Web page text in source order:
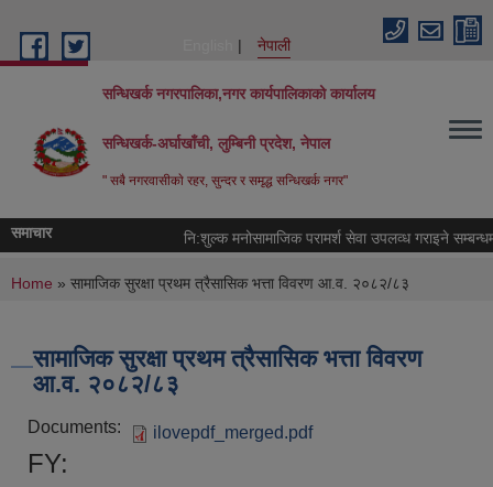
नेपाली
सन्धिखर्क नगरपालिका,नगर कार्यपालिकाको कार्यालय
सन्धिखर्क-अर्घाखाँची, लुम्बिनी प्रदेश, नेपाल
" सबै नगरवासीकाे रहर, सुन्दर र समृद्ध सन्धिखर्क नगर"
समाचार नि:शुल्क मनोसामाजिक परामर्श सेवा उपलव्ध गराइने
You are here
Home » सामाजिक सुरक्षा प्रथम त्रैसासिक भत्ता विवरण आ.व. २०८२/८३
सामाजिक सुरक्षा प्रथम त्रैसासिक भत्ता विवरण
आ.व. २०८२/८३
Documents: ilovepdf_merged.pdf
FY: